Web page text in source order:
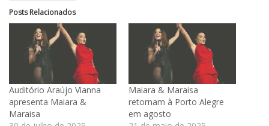
Posts Relacionados
Auditório Araújo Vianna
apresenta Maiara &
Maraisa
Maiara & Maraisa
retornam à Porto Alegre
em agosto